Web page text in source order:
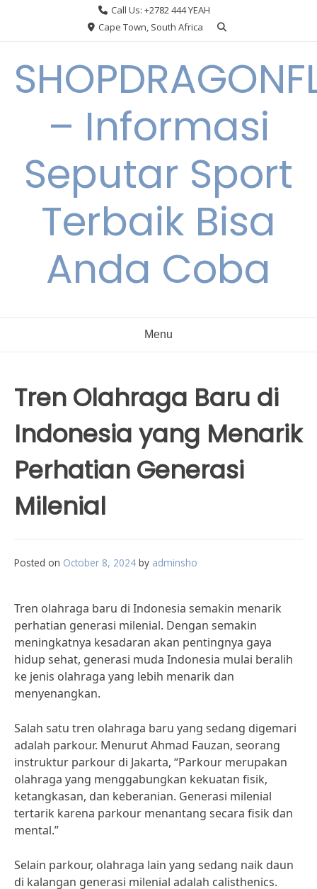
Call Us: +2782 444 YEAH
Cape Town, South Africa
– Informasi
Seputar Sport
Terbaik Bisa
Anda Coba
Menu
Tren Olahraga Baru di
Indonesia yang Menarik
Perhatian Generasi
Milenial
Posted on October 8, 2024 by adminsho
Tren olahraga baru di Indonesia semakin menarik
perhatian generasi milenial. Dengan semakin
meningkatnya kesadaran akan pentingnya gaya
hidup sehat, generasi muda Indonesia mulai beralih
ke jenis olahraga yang lebih menarik dan
menyenangkan.
Salah satu tren olahraga baru yang sedang digemari
adalah parkour. Menurut Ahmad Fauzan, seorang
instruktur parkour di Jakarta, “Parkour merupakan
olahraga yang menggabungkan kekuatan fisik,
ketangkasan, dan keberanian. Generasi milenial
tertarik karena parkour menantang secara fisik dan
mental.”
Selain parkour, olahraga lain yang sedang naik daun
di kalangan generasi milenial adalah calisthenics.